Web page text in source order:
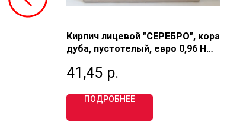
Кирпич лицевой "СЕРЕБРО", кора
дуба, пустотелый, евро 0,96 НФ,
41,45 р.
ПОДРОБНЕЕ